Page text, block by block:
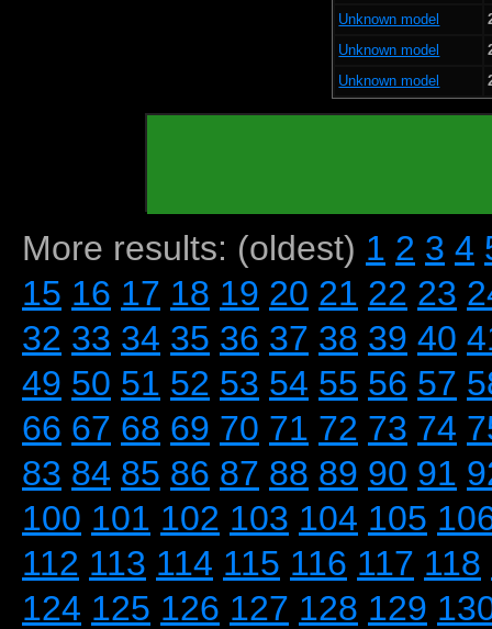
Unknown model
Unknown model
Unknown model
More results: (oldest) 1 2 3 4
15 16 17 18 19 20 21 22 23
32 33 34 35 36 37 38 39 40
49 50 51 52 53 54 55 56 57
66 67 68 69 70 71 72 73 74
83 84 85 86 87 88 89 90 91
100 101 102 103 104 105
112 113 114 115 116 117 118
124 125 126 127 128 129